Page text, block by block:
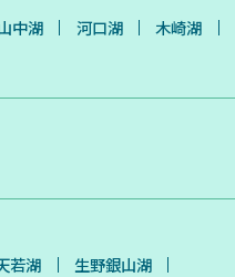
中湖 河口湖
木崎湖
若湖
生野銀山湖